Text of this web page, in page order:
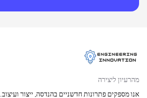
מהרעיון ליצירה
אנו מספקים פתרונות חדשניים בהנדסה, ייצור ועיצוב.